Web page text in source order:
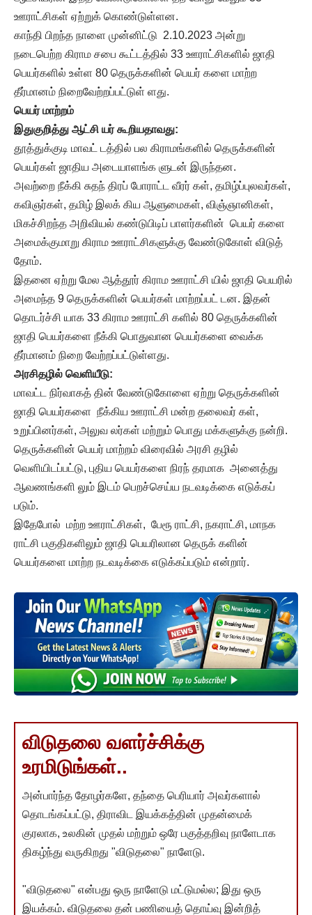
ஊராட்சிகள் ஏற்றுக் கொண்டுள்ளன.
காந்தி பிறந்த நாளை முன்னிட்டு 2.10.2023 அன்று
நடைபெற்ற கிராம சபை கூட்டத்தில் 33 ஊராட்சிகளில் ஜாதி
பெயர்களில் உள்ள 80 தெருக்களின் பெயர் களை மாற்ற
தீர்மானம் நிறைவேற்றப்பட்டுள் ளது.
பெயர் மாற்றம்
இதுகுறித்து ஆட்சி யர் கூறியதாவது:
தூத்துக்குடி மாவட் டத்தில் பல கிராமங்களில் தெருக்களின்
பெயர்கள் ஜாதிய அடையாளங்க ளுடன் இருந்தன.
அவற்றை நீக்கி சுதந் திரப் போராட்ட வீரர் கள், தமிழ்ப்புலவர்கள்,
கவிஞர்கள், தமிழ் இலக் கிய ஆளுமைகள், விஞ்ஞானிகள்,
மிகச்சிறந்த அறிவியல் கண்டுபிடிப் பாளர்களின் பெயர் களை
அமைக்குமாறு கிராம ஊராட்சிகளுக்கு வேண்டுகோள் விடுத்
தோம்.
இதனை ஏற்று மேல ஆத்தூர் கிராம ஊராட்சி யில் ஜாதி பெயரில்
அமைந்த 9 தெருக்களின் பெயர்கள் மாற்றப்பட் டன. இதன்
தொடர்ச்சி யாக 33 கிராம ஊராட்சி களில் 80 தெருக்களின்
ஜாதி பெயர்களை நீக்கி பொதுவான பெயர்களை வைக்க
தீர்மானம் நிறை வேற்றப்பட்டுள்ளது.
அரசிதழில் வெளியீடு:
மாவட்ட நிர்வாகத் தின் வேண்டுகோளை ஏற்று தெருக்களின்
ஜாதி பெயர்களை நீக்கிய ஊராட்சி மன்ற தலைவர் கள்,
உறுப்பினர்கள், அலுவ லர்கள் மற்றும் பொது மக்களுக்கு நன்றி.
தெருக்களின் பெயர் மாற்றம் விரைவில் அரசி தழில்
வெளியிடப்பட்டு, புதிய பெயர்களை நிரந் தரமாக அனைத்து
ஆவணங்களி லும் இடம் பெறச்செய்ய நடவடிக்கை எடுக்கப்
படும்.
இதேபோல் மற்ற ஊராட்சிகள், பேரூ ராட்சி, நகராட்சி, மாநக
ராட்சி பகுதிகளிலும் ஜாதி பெயரிலான தெருக் களின்
பெயர்களை மாற்ற நடவடிக்கை எடுக்கப்படும் என்றார்.
விடுதலை வளர்ச்சிக்கு
உரமிடுங்கள்..
அன்பார்ந்த தோழர்களே, தந்தை பெரியார் அவர்களால்
தொடங்கப்பட்டு, திராவிட இயக்கத்தின் முதன்மைக்
குரலாக, உலகின் முதல் மற்றும் ஒரே பகுத்தறிவு நாளேடாக
திகழ்ந்து வருகிறது "விடுதலை" நாளேடு.
"விடுதலை" என்பது ஒரு நாளேடு மட்டுமல்ல; இது ஒரு
இயக்கம். விடுதலை தன் பணியைத் தொய்வு இன்றித்